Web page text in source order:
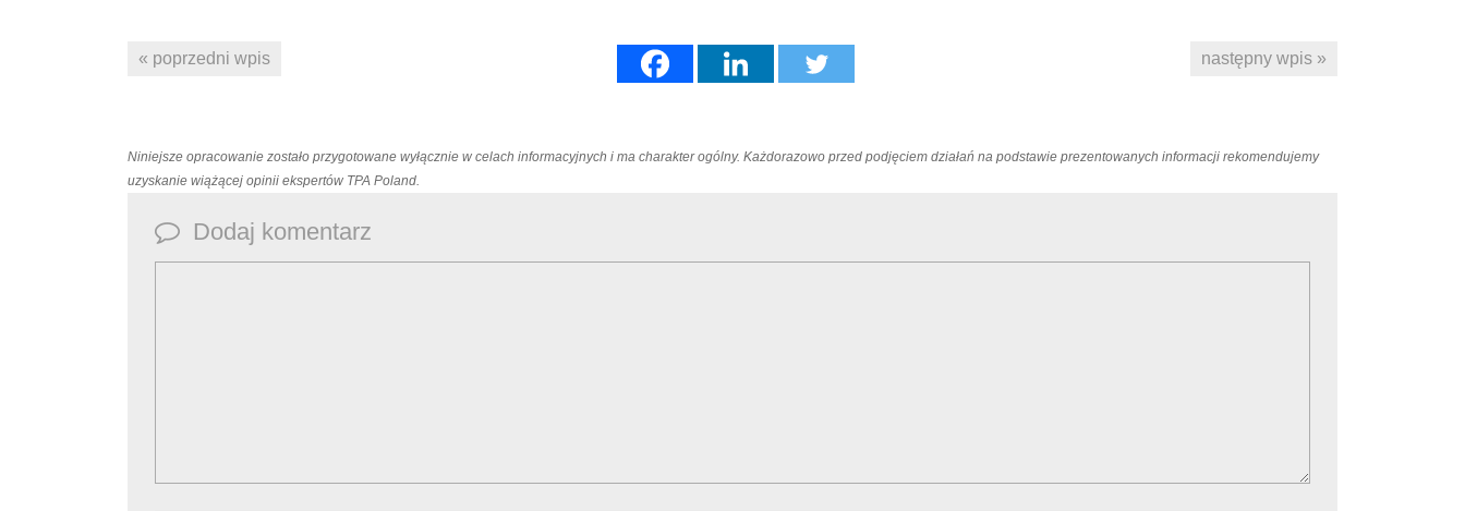
następny wpis »
« poprzedni wpis
Niniejsze opracowanie zostało przygotowane wyłącznie w celach informacyjnych i ma charakter ogólny. Każdorazowo przed podjęciem działań na podstawie prezentowanych informacji rekomendujemy
uzyskanie wiążącej opinii ekspertów TPA Poland.
Dodaj komentarz